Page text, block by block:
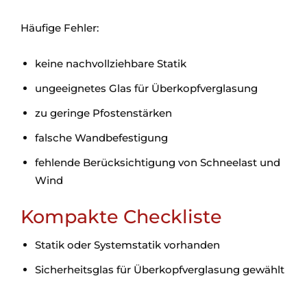
Häufige Fehler:
keine nachvollziehbare Statik
ungeeignetes Glas für Überkopfverglasung
zu geringe Pfostenstärken
falsche Wandbefestigung
fehlende Berücksichtigung von Schneelast und
Wind
Kompakte Checkliste
Statik oder Systemstatik vorhanden
Sicherheitsglas für Überkopfverglasung gewählt